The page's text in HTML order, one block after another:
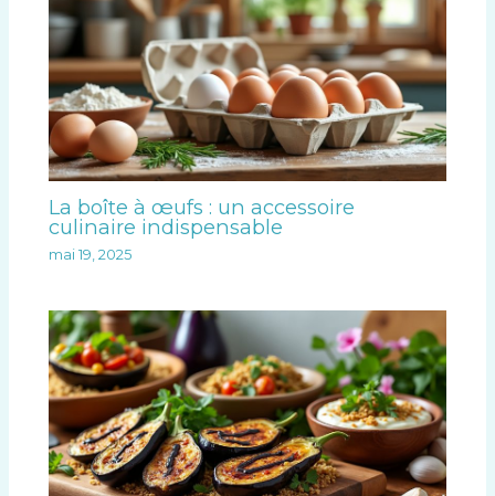
La boîte à œufs : un accessoire
culinaire indispensable
mai 19, 2025